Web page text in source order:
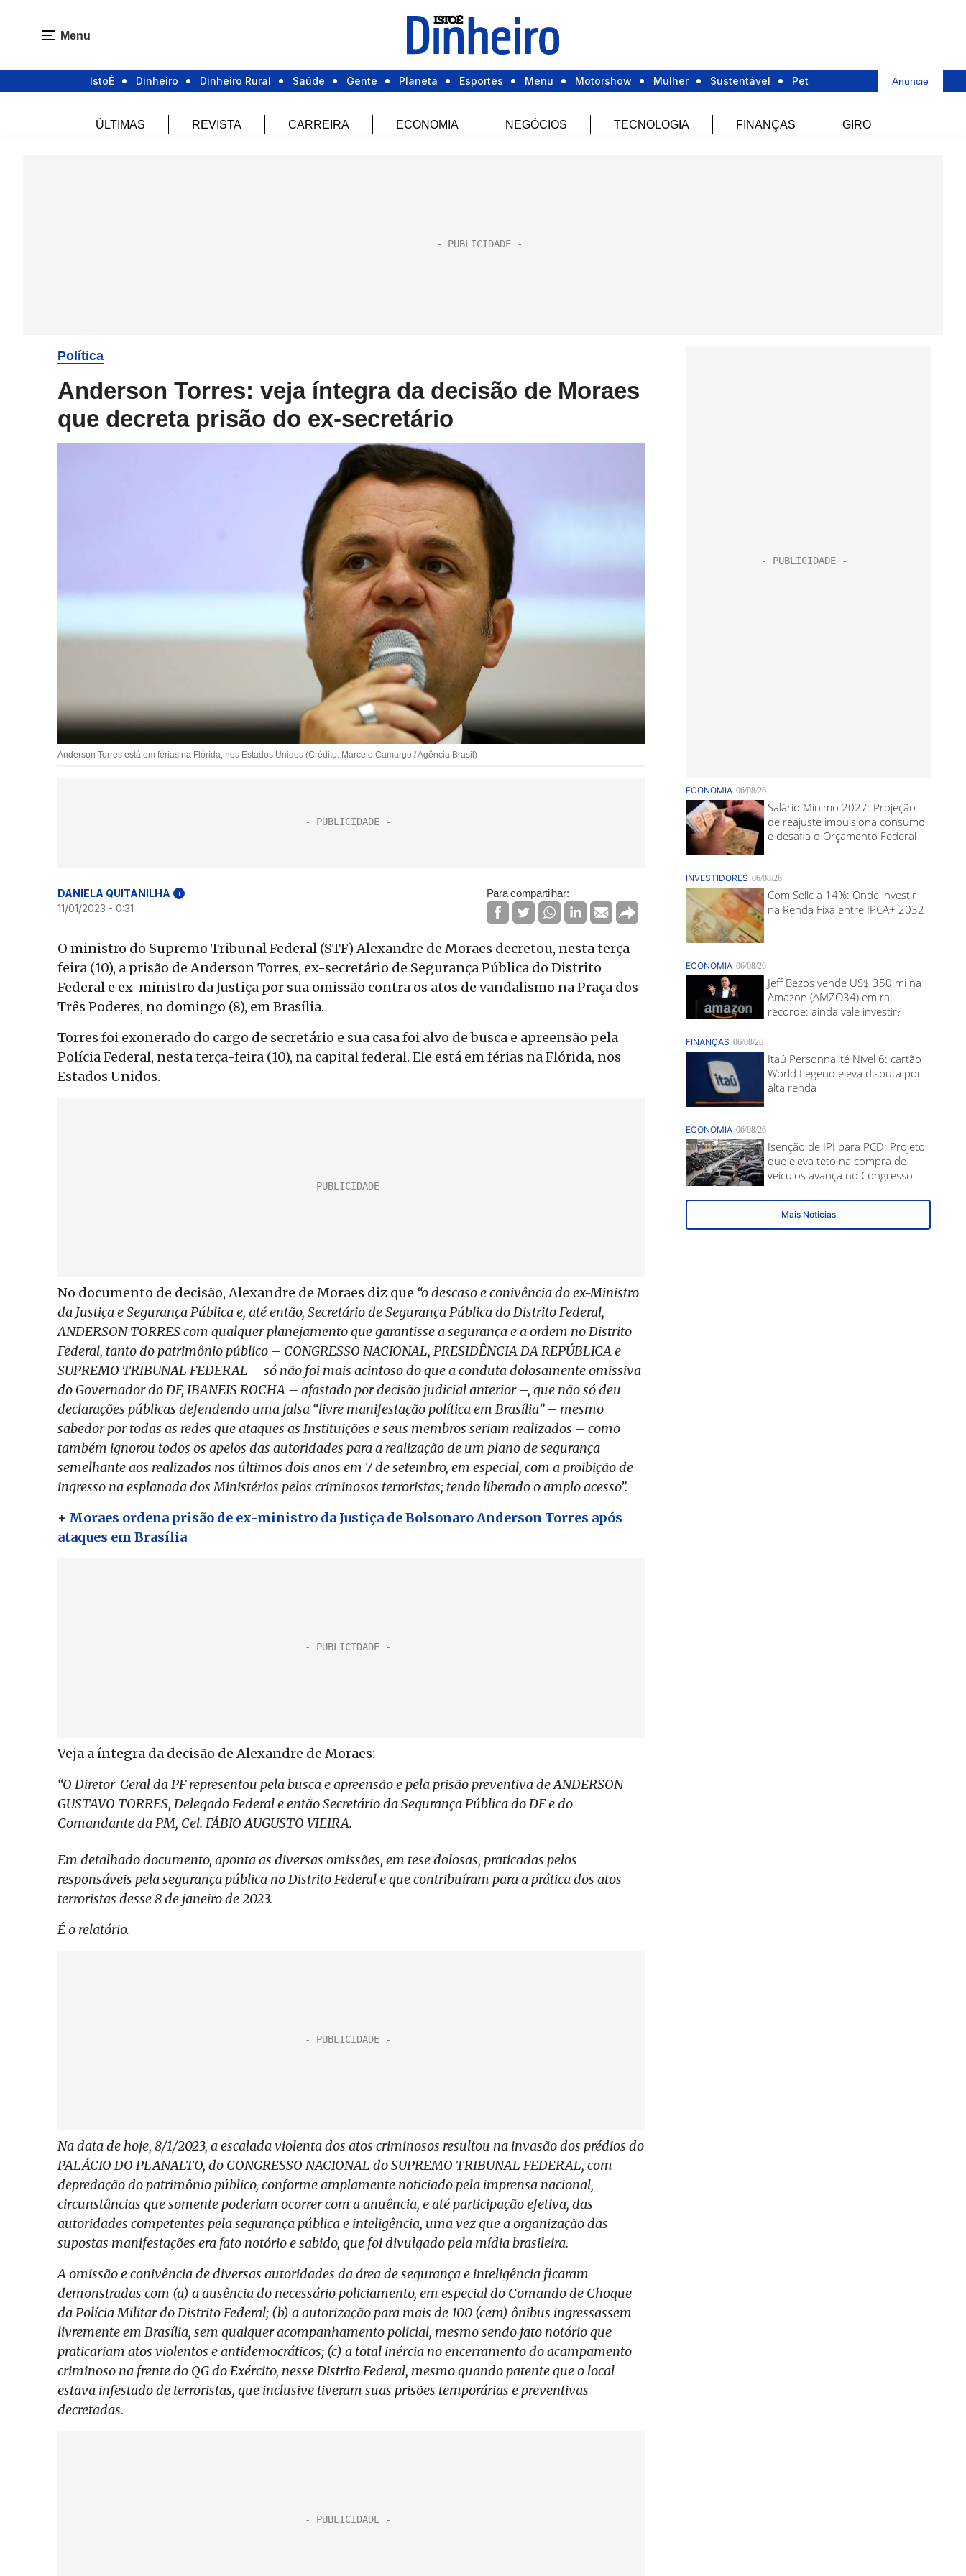
Menu
IstoÉ Dinheiro Dinheiro Rural Saúde Gente Planeta Esportes Menu Motorshow Mulher Sustentável Pet Anuncie
ÚLTIMAS REVISTA CARREIRA ECONOMIA NEGÓCIOS TECNOLOGIA FINANÇAS GIRO
Política
Anderson Torres: veja íntegra da decisão de Moraes
que decreta prisão do ex-secretário
Anderson Torres está em férias na Flórida, nos Estados Unidos (Crédito: Marcelo Camargo / Agência Brasil)
DANIELA QUITANILHA i
11/01/2023 - 0:31
Para compartilhar:
O ministro do Supremo Tribunal Federal (STF) Alexandre de Moraes decretou, nesta terça-
feira (10), a prisão de Anderson Torres, ex-secretário de Segurança Pública do Distrito
Federal e ex-ministro da Justiça por sua omissão contra os atos de vandalismo na Praça dos
Três Poderes, no domingo (8), em Brasília.
Torres foi exonerado do cargo de secretário e sua casa foi alvo de busca e apreensão pela
Polícia Federal, nesta terça-feira (10), na capital federal. Ele está em férias na Flórida, nos
Estados Unidos.
No documento de decisão, Alexandre de Moraes diz que “o descaso e conivência do ex-Ministro
da Justiça e Segurança Pública e, até então, Secretário de Segurança Pública do Distrito Federal,
ANDERSON TORRES com qualquer planejamento que garantisse a segurança e a ordem no Distrito
Federal, tanto do patrimônio público – CONGRESSO NACIONAL, PRESIDÊNCIA DA REPÚBLICA e
SUPREMO TRIBUNAL FEDERAL – só não foi mais acintoso do que a conduta dolosamente omissiva
do Governador do DF, IBANEIS ROCHA – afastado por decisão judicial anterior –, que não só deu
declarações públicas defendendo uma falsa “livre manifestação política em Brasília” – mesmo
sabedor por todas as redes que ataques as Instituições e seus membros seriam realizados – como
também ignorou todos os apelos das autoridades para a realização de um plano de segurança
semelhante aos realizados nos últimos dois anos em 7 de setembro, em especial, com a proibição de
ingresso na esplanada dos Ministérios pelos criminosos terroristas; tendo liberado o amplo acesso”.
+ Moraes ordena prisão de ex-ministro da Justiça de Bolsonaro Anderson Torres após
ataques em Brasília
Veja a íntegra da decisão de Alexandre de Moraes:
“O Diretor-Geral da PF representou pela busca e apreensão e pela prisão preventiva de ANDERSON
GUSTAVO TORRES, Delegado Federal e então Secretário da Segurança Pública do DF e do
Comandante da PM, Cel. FÁBIO AUGUSTO VIEIRA.
Em detalhado documento, aponta as diversas omissões, em tese dolosas, praticadas pelos
responsáveis pela segurança pública no Distrito Federal e que contribuíram para a prática dos atos
terroristas desse 8 de janeiro de 2023.
É o relatório.
Na data de hoje, 8/1/2023, a escalada violenta dos atos criminosos resultou na invasão dos prédios do
PALÁCIO DO PLANALTO, do CONGRESSO NACIONAL do SUPREMO TRIBUNAL FEDERAL, com
depredação do patrimônio público, conforme amplamente noticiado pela imprensa nacional,
circunstâncias que somente poderiam ocorrer com a anuência, e até participação efetiva, das
autoridades competentes pela segurança pública e inteligência, uma vez que a organização das
supostas manifestações era fato notório e sabido, que foi divulgado pela mídia brasileira.
A omissão e conivência de diversas autoridades da área de segurança e inteligência ficaram
demonstradas com (a) a ausência do necessário policiamento, em especial do Comando de Choque
da Polícia Militar do Distrito Federal; (b) a autorização para mais de 100 (cem) ônibus ingressassem
livremente em Brasília, sem qualquer acompanhamento policial, mesmo sendo fato notório que
praticariam atos violentos e antidemocráticos; (c) a total inércia no encerramento do acampamento
criminoso na frente do QG do Exército, nesse Distrito Federal, mesmo quando patente que o local
estava infestado de terroristas, que inclusive tiveram suas prisões temporárias e preventivas
decretadas.